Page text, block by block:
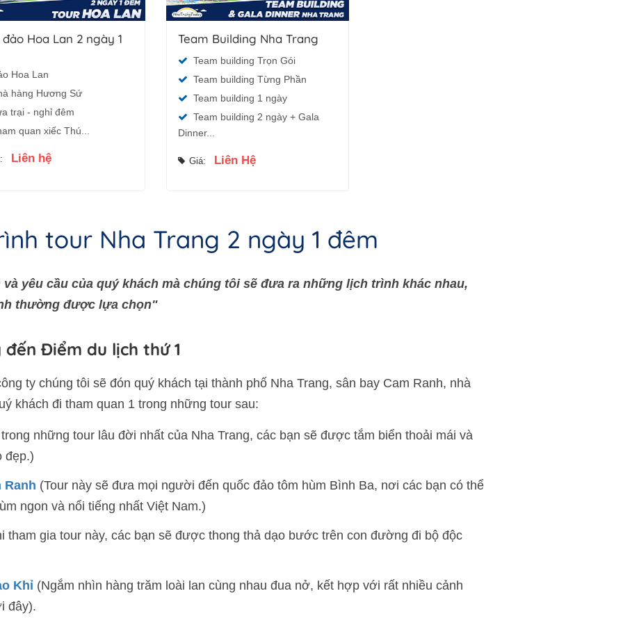
Hoa Lan 2 ngày 1
Hoa Lan
hàng Hương Sứ
trại - nghỉ đêm
quan xiếc Thú...
Liên hệ
Team Building Nha Trang
Team building Trọn Gói
Team building Từng Phần
Team building 1 ngày
Team building 2 ngày + Gala
Dinner...
Giá: Liên Hệ
tour Nha Trang 2 ngày 1 đêm
yêu cầu của quý khách mà chúng tôi sẽ đưa ra những lịch trình khác nhau,
thường được lựa chọn"
Điểm du lịch thứ 1
ty chúng tôi sẽ đón quý khách tại thành phố Nha Trang, sân bay Cam Ranh, nhà
khách đi tham quan 1 trong những tour sau:
những tour lâu đời nhất của Nha Trang, các bạn sẽ được tắm biển thoải mái và
đẹp.)
Ranh (Tour này sẽ đưa mọi người đến quốc đảo tôm hùm Bình Ba, nơi các bạn có thể
ngon và nổi tiếng nhất Việt Nam.)
tham gia tour này, các bạn sẽ được thong thả dạo bước trên con đường đi bộ độc
Khỉ (Ngắm nhìn hàng trăm loài lan cùng nhau đua nở, kết hợp với rất nhiều cảnh
đây).